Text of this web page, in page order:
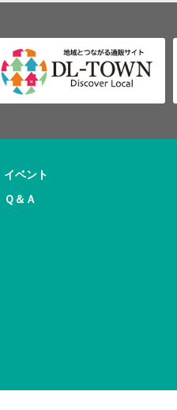
イベント
Ｑ＆Ａ